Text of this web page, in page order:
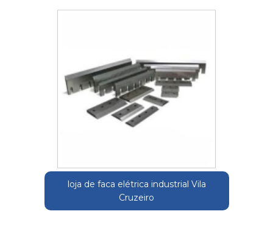
loja de faca elétrica industrial Vila
Cruzeiro